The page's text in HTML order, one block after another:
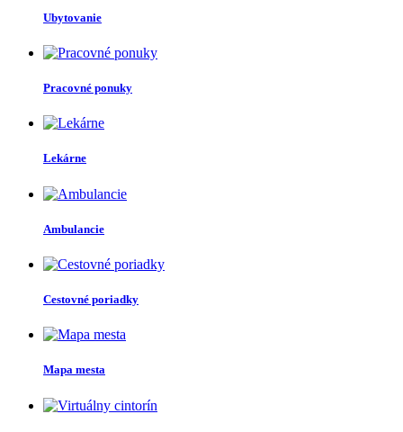
Ubytovanie
Pracovné ponuky
Lekárne
Ambulancie
Cestovné poriadky
Mapa mesta